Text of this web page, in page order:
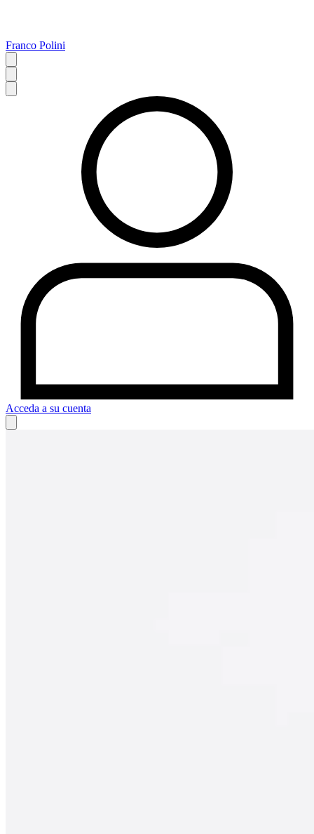
Franco Polini
Acceda a su cuenta